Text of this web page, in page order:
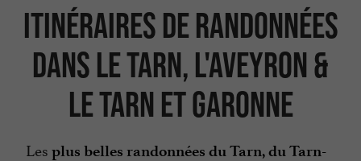
Itinéraires de randonnées
dans le Tarn, l'Aveyron &
le Tarn et Garonne
Les plus belles randonnées du Tarn, du Tarn-